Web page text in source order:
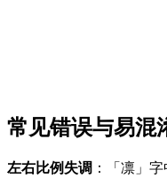
常见错误与易混
左右比例失调 ：「凛」